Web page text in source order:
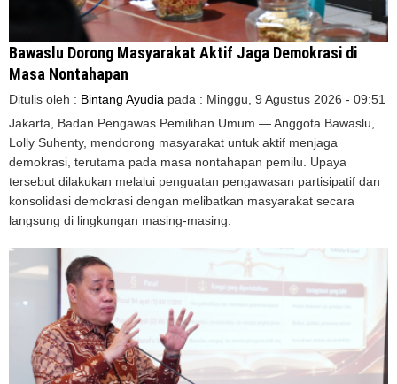
Bawaslu Dorong Masyarakat Aktif Jaga Demokrasi di
Masa Nontahapan
Ditulis oleh : Bintang Ayudia pada : Minggu, 9 Agustus 2026 - 09:51
Jakarta, Badan Pengawas Pemilihan Umum — Anggota Bawaslu,
Lolly Suhenty, mendorong masyarakat untuk aktif menjaga
demokrasi, terutama pada masa nontahapan pemilu. Upaya
tersebut dilakukan melalui penguatan pengawasan partisipatif dan
konsolidasi demokrasi dengan melibatkan masyarakat secara
langsung di lingkungan masing-masing.